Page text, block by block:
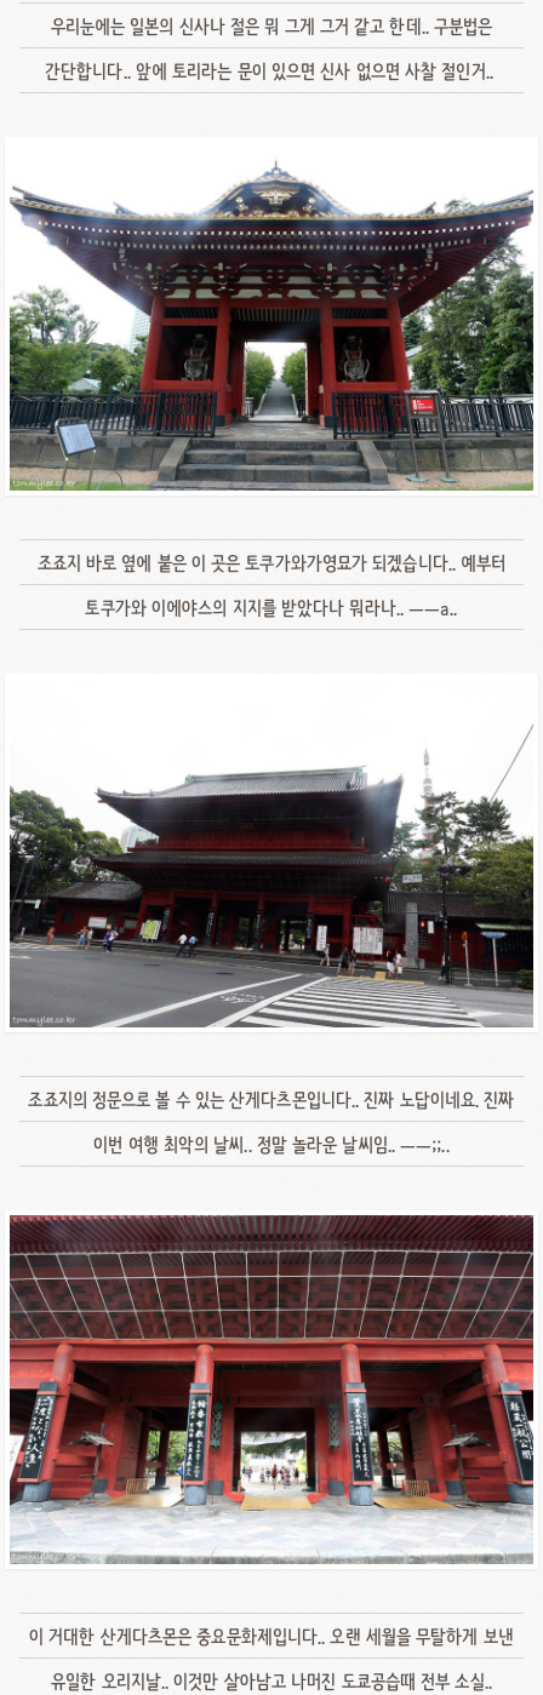
우리눈에는 일본의 신사나 절은 뭐 그게 그거 같고 한데.. 구분법은
간단합니다.. 앞에 토리라는 문이 있으면 신사 없으면 사찰 절인거..
조죠지 바로 옆에 붙은 이 곳은 토쿠가와가영묘가 되겠습니다.. 예부터
토쿠가와 이에야스의 지지를 받았다나 뭐라나.. ㅡㅡa..
조죠지의 정문으로 볼 수 있는 산게다츠몬입니다.. 진짜 노답이네요. 진짜
이번 여행 최악의 날씨.. 정말 놀라운 날씨임.. ㅡㅡ;;..
이 거대한 산게다츠몬은 중요문화제입니다.. 오랜 세월을 무탈하게 보낸
유일한 오리지날.. 이것만 살아남고 나머진 도쿄공습때 전부 소실..